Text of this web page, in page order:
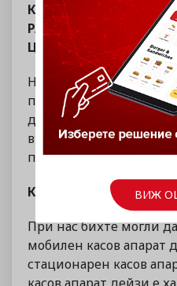
КАСОВ АПАРАТ
РАЗНООБРАЗИЕ ОТ
ЦЕНИ,
На сайта ни можете да
предлаганите от нас
да видите огромното
видовете касов апарат
предлагаме.
Касов апарат Дейзи –
При нас бихте могли
мобилен касов апарат
стационарен касов
ВИЖ